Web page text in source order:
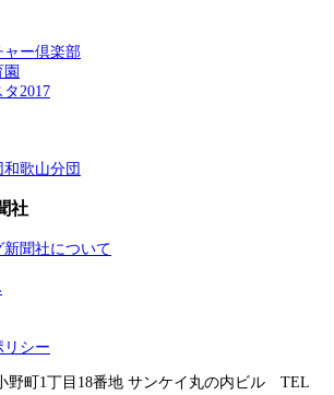
ャー倶楽部
2017
歌山分団
社
聞社について
リシー
野町1丁目18番地 サンケイ丸の内ビル TEL